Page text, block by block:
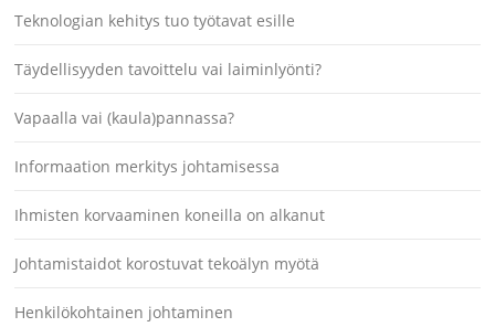
Teknologian kehitys tuo työtavat esille
Täydellisyyden tavoittelu vai laiminlyönti?
Vapaalla vai (kaula)pannassa?
Informaation merkitys johtamisessa
Ihmisten korvaaminen koneilla on alkanut
Johtamistaidot korostuvat tekoälyn myötä
Henkilökohtainen johtaminen